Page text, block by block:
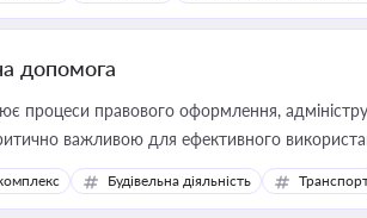
допомога
процеси правового оформлення,
важливою для ефективного
Будівельна діяльність